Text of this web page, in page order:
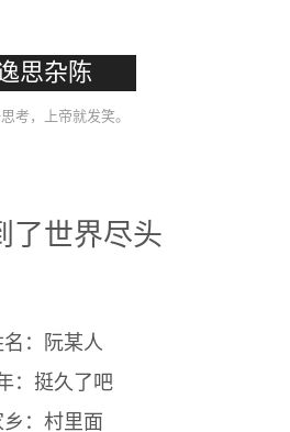
思杂陈
考，上帝就发笑。
了世界尽头
名：阮某人
：挺久了吧
乡：村里面